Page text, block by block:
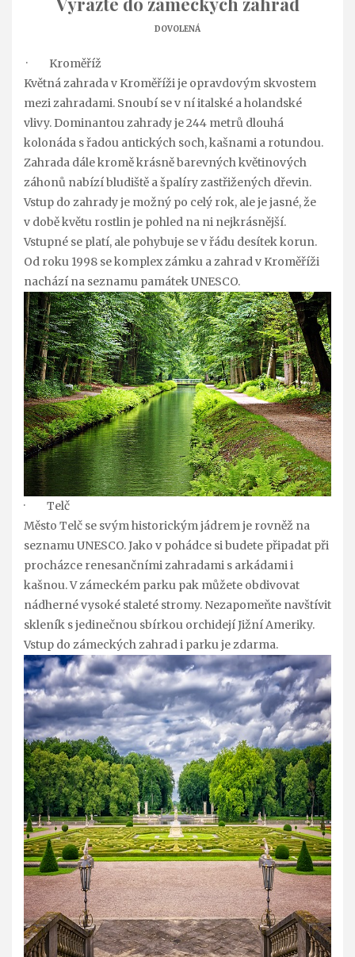
DOVOLENÁ
· Kroměříž
Květná zahrada v Kroměříži je opravdovým skvostem
mezi zahradami. Snoubí se v ní italské a holandské
vlivy. Dominantou zahrady je 244 metrů dlouhá
kolonáda s řadou antických soch, kašnami a rotundou.
Zahrada dále kromě krásně barevných květinových
záhonů nabízí bludiště a špalíry zastřižených dřevin.
Vstup do zahrady je možný po celý rok, ale je jasné, že
v době květu rostlin je pohled na ni nejkrásnější.
Vstupné se platí, ale pohybuje se v řádu desítek korun.
Od roku 1998 se komplex zámku a zahrad v Kroměříži
nachází na seznamu památek UNESCO.
· Telč
Město Telč se svým historickým jádrem je rovněž na
seznamu UNESCO. Jako v pohádce si budete připadat při
procházce renesančními zahradami s arkádami i
kašnou. V zámeckém parku pak můžete obdivovat
nádherné vysoké staleté stromy. Nezapomeňte navštívit
skleník s jedinečnou sbírkou orchidejí Jižní Ameriky.
Vstup do zámeckých zahrad i parku je zdarma.